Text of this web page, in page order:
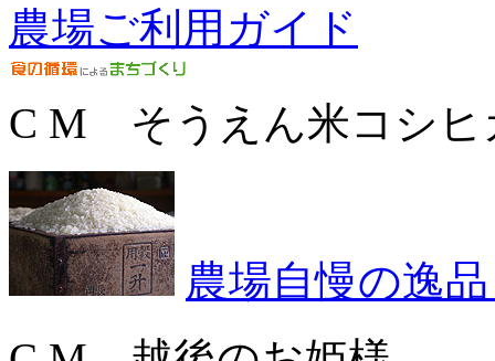
農場ご利用ガイド
C M そうえん米コシヒ
農場自慢の逸